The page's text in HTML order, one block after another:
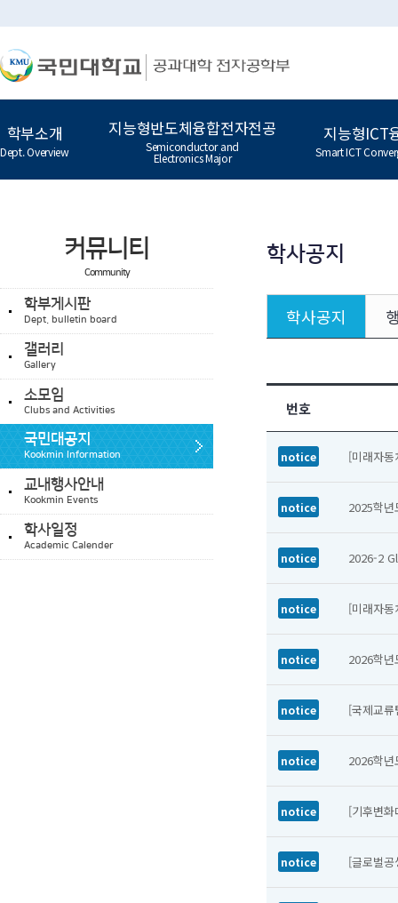
학부소개
Dept. Overview
지능형반도체융합전자전공
Semiconductor and
Electronics Major
지능형ICT
Smart ICT
커뮤니티
Community
학부게시판
Dept. bulletin board
갤러리
Gallery
소모임
Clubs and Activities
국민대공지
Kookmin Information
교내행사안내
Kookmin Events
학사일정
Academic Calender
학사공지
학사공지
번호
notice [미래자
notice 2025학
notice 2026-2
notice [미래자
notice 2026학
notice [국제교
notice 2026학
notice [기후변
notice [글로벌